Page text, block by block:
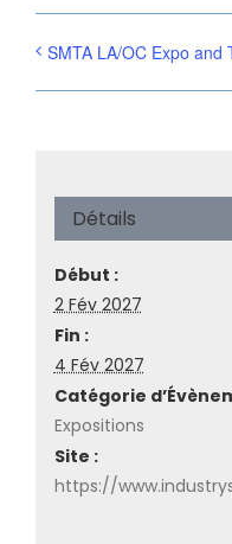
SMTA LA/OC Expo and
Détails
Début :
2 Fév 2027
Fin :
4 Fév 2027
Catégorie
Expositions
Site :
https://